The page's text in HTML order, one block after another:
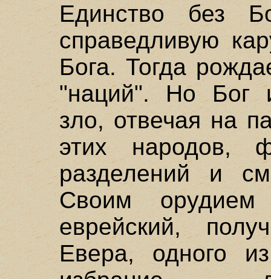
Единство без
справедливую
Бога. Тогда
"наций". Но Бог
зло, отвечая на
этих народов,
разделений и
Своим
еврейский,
Евера, одного